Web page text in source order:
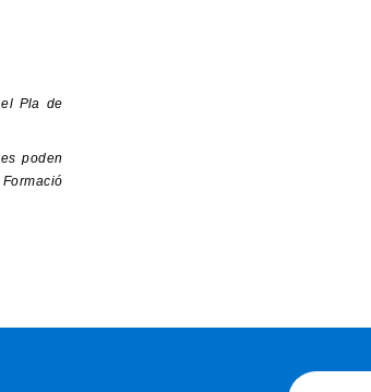
Pla de
poden